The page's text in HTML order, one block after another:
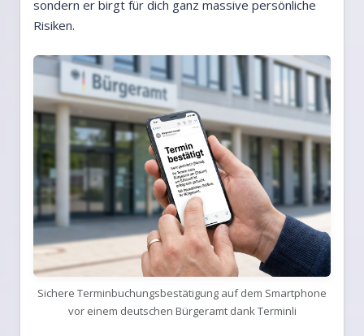
sondern er birgt für dich ganz massive persönliche
Risiken.
Sichere Terminbuchungsbestätigung auf dem Smartphone
vor einem deutschen Bürgeramt dank Terminli